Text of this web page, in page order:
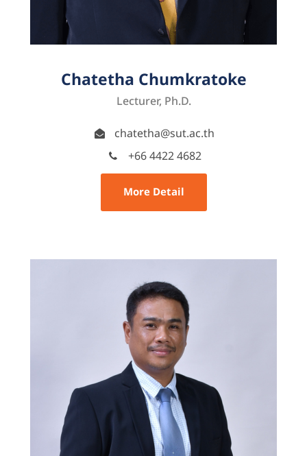
Chatetha Chumkratoke
Lecturer, Ph.D.
chatetha@sut.ac.th
+66 4422 4682
More Detail